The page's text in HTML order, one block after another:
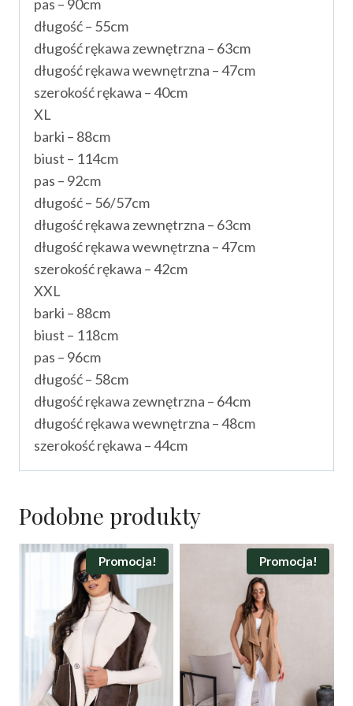
pas – 90cm
długość – 55cm
długość rękawa zewnętrzna – 63cm
długość rękawa wewnętrzna – 47cm
szerokość rękawa – 40cm
XL
barki – 88cm
biust – 114cm
pas – 92cm
długość – 56/57cm
długość rękawa zewnętrzna – 63cm
długość rękawa wewnętrzna – 47cm
szerokość rękawa – 42cm
XXL
barki – 88cm
biust – 118cm
pas – 96cm
długość – 58cm
długość rękawa zewnętrzna – 64cm
długość rękawa wewnętrzna – 48cm
szerokość rękawa – 44cm
Podobne produkty
Promocja! Promocja!